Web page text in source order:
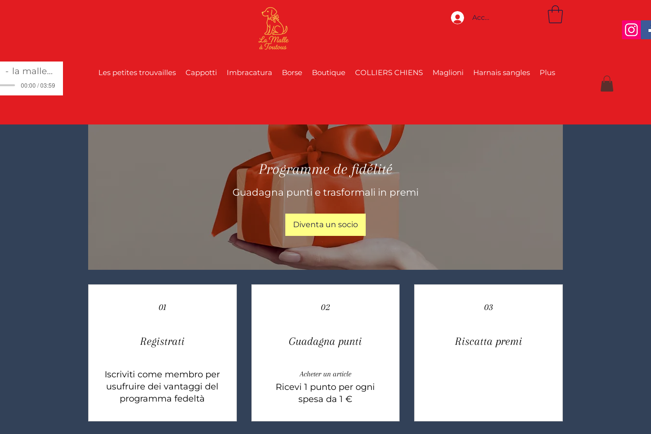
Accedi
la malle à toutous
00:00 / 03:59
Les petites trouvailles Cappotti Imbracatura Borse Boutique COLLIERS CHIENS Maglioni Harnais sangles Plus
Programme de fidélité
Guadagna punti e trasformali in premi
Diventa un socio
01
Registrati
Iscriviti come membro per
usufruire dei vantaggi del
programma fedeltà
02
Guadagna punti
Acheter un article
Ricevi 1 punto per ogni
spesa da 1 €
03
Riscatta premi